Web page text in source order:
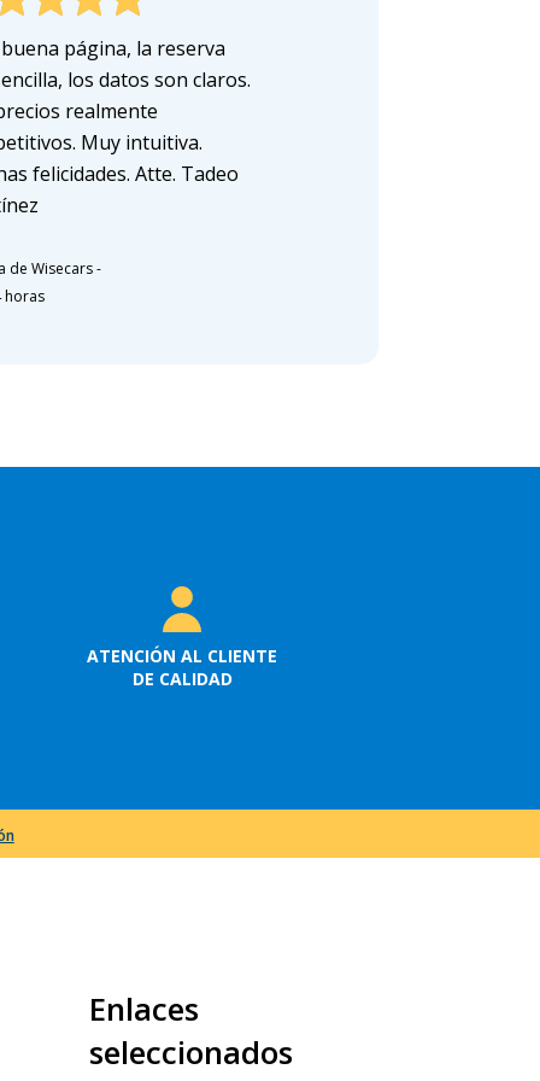
página, la reserva
los datos son claros.
realmente
Muy intuitiva.
felicidades. Atte. Tadeo
de Wisecars-
horas
ATENCIÓN AL CLIENTE
DE CALIDAD
Enlaces
seleccionados